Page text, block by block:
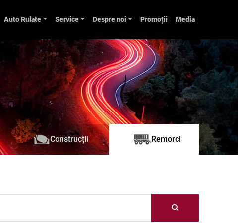
Auto Rulate Service Despre noi Promoții Media
Construcții Remorci